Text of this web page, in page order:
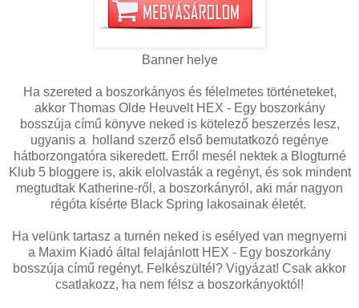
Banner helye
Ha szereted a boszorkányos és félelmetes történeteket,
akkor Thomas Olde Heuvelt HEX - Egy boszorkány
bosszúja című könyve neked is kötelező beszerzés lesz,
ugyanis a holland szerző első bemutatkozó regénye
hátborzongatóra sikeredett. Erről mesél nektek a Blogturné
Klub 5 bloggere is, akik elolvasták a regényt, és sok mindent
megtudtak Katherine-ről, a boszorkányról, aki már nagyon
régóta kísérte Black Spring lakosainak életét.
Ha velünk tartasz a turnén neked is esélyed van megnyerni
a Maxim Kiadó által felajánlott HEX - Egy boszorkány
bosszúja című regényt. Felkészültél? Vigyázat! Csak akkor
csatlakozz, ha nem félsz a boszorkányoktól!